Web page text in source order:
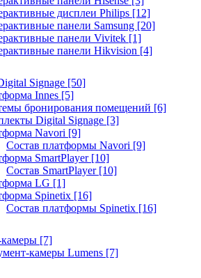
дисплеи Philips [12]
панели Samsung [20]
панели Vivitek [1]
панели Hikvision [4]
Signage [50]
Innes [5]
бронирования помещений [6]
Digital Signage [3]
Navori [9]
Состав платформы Navori [9]
SmartPlayer [10]
Состав SmartPlayer [10]
LG [1]
Spinetix [16]
Состав платформы Spinetix [16]
[7]
камеры Lumens [7]